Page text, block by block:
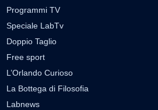
Programmi TV
Speciale LabTv
Doppio Taglio
Free sport
L’Orlando Curioso
La Bottega di Filosofia
Labnews